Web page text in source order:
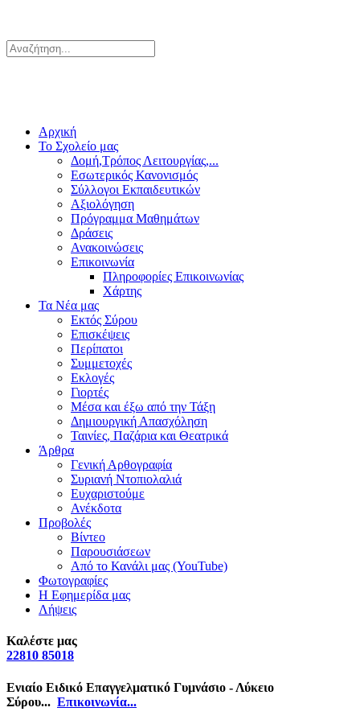
Αρχική
Το Σχολείο μας
Δομή,Τρόπος Λειτουργίας,...
Εσωτερικός Κανονισμός
Σύλλογοι Εκπαιδευτικών
Αξιολόγηση
Πρόγραμμα Μαθημάτων
Δράσεις
Ανακοινώσεις
Επικοινωνία
Πληροφορίες Επικοινωνίας
Χάρτης
Τα Νέα μας
Εκτός Σύρου
Επισκέψεις
Περίπατοι
Συμμετοχές
Εκλογές
Γιορτές
Μέσα και έξω από την Τάξη
Δημιουργική Απασχόληση
Ταινίες, Παζάρια και Θεατρικά
Άρθρα
Γενική Αρθογραφία
Συριανή Ντοπιολαλιά
Ευχαριστούμε
Ανέκδοτα
Προβολές
Βίντεο
Παρουσιάσεων
Από το Κανάλι μας (YouTube)
Φωτογραφίες
Η Εφημερίδα μας
Λήψεις
Καλέστε μας
22810 85018
Ενιαίο Ειδικό Επαγγελματικό Γυμνάσιο - Λύκειο
Σύρου... Επικοινωνία...